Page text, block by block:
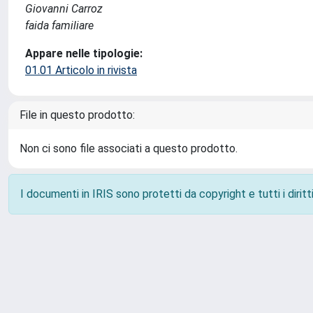
Giovanni Carroz
faida familiare
Appare nelle tipologie:
01.01 Articolo in rivista
File in questo prodotto:
Non ci sono file associati a questo prodotto.
I documenti in IRIS sono protetti da copyright e tutti i